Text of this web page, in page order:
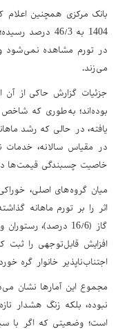
بانک مرکزی همچنین اعلام
1404 به 46/3
در تورم مشاهده نمی‌شود و
می‌زند.
جزئیات گزارش حاکی از آن
خاصیت چسبندگی قیمت‌ها
اثر را بر تورم ماهانه
افزایش قابل‌توجهی را ثبت
اجتناب‌ناپذیر خانوار گره
نبوده، بلکه زنگ هشدار
است؛ وضعیتی که اگر با